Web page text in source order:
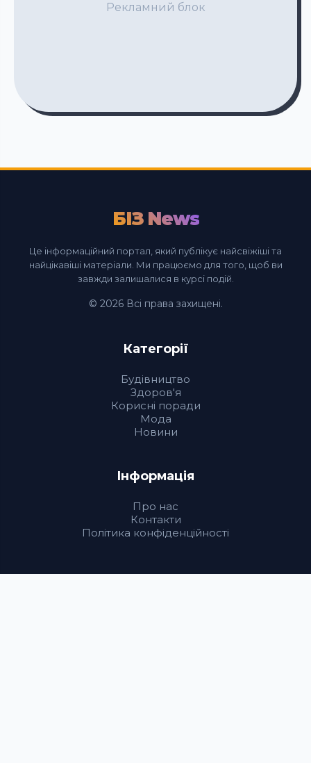
Рекламний блок
БІЗ News
Це інформаційний портал, який публікує найсвіжіші та
найцікавіші матеріали. Ми працюємо для того, щоб ви
завжди залишалися в курсі подій.
© 2026 Всі права захищені.
Категорії
Будівництво
Здоров'я
Корисні поради
Мода
Новини
Інформація
Про нас
Контакти
Політика конфіденційності